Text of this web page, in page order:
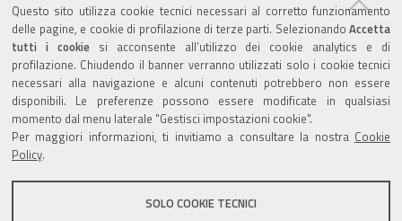
Questo sito utilizza cookie tecnici necessari al corretto funzionamento
delle pagine, e cookie di profilazione di terze parti. Selezionando Accetta
tutti i cookiesi acconsente all’utilizzo dei cookie analytics e di
profilazione. Chiudendo il banner verranno utilizzati solo i cookie tecnici
necessari alla navigazione e alcuni contenuti potrebbero non essere
disponibili. Le preferenze possono essere modificate in qualsiasi
momento dal menu laterale "Gestisci impostazioni cookie".
Per maggiori informazioni, ti invitiamo a consultare la nostra Cookie
Policy.
SOLO COOKIE TECNICI
Valuta questo sito
Sito istituzionale Comune di Zola Predosa